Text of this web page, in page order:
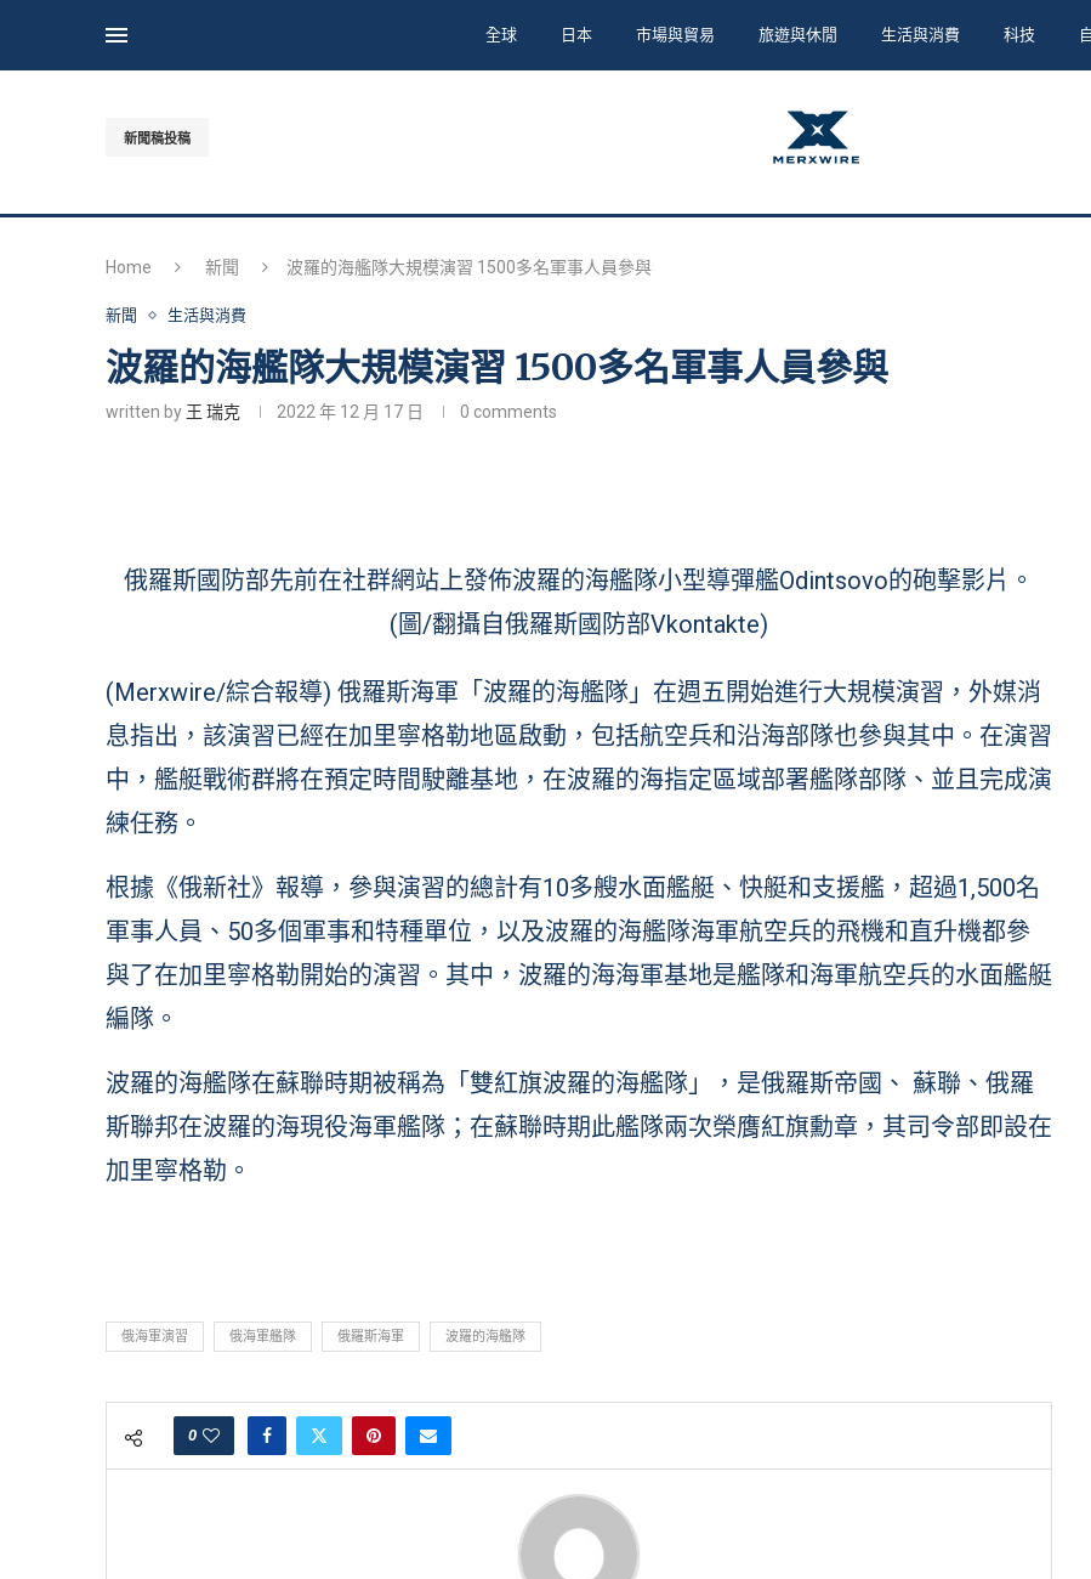
全球 日本 市場與貿易 旅遊與休閒 生活與消費 科技
新聞稿投稿
Home 新聞 波羅的海艦隊大規模演習 1500多名軍事人員參與
新聞 生活與消費
波羅的海艦隊大規模演習 1500多名軍事人員參與
written by 王 瑞克 2022 年 12 月 17 日 0 comments
俄羅斯國防部先前在社群網站上發佈波羅的海艦隊小型導彈艦Odintsovo的砲擊影片。
(圖/翻攝自俄羅斯國防部Vkontakte)
(Merxwire/綜合報導) 俄羅斯海軍「波羅的海艦隊」在週五開始進行大規模演習，外媒消
息指出，該演習已經在加里寧格勒地區啟動，包括航空兵和沿海部隊也參與其中。在演習
中，艦艇戰術群將在預定時間駛離基地，在波羅的海指定區域部署艦隊部隊、並且完成演
練任務。
根據《俄新社》報導，參與演習的總計有10多艘水面艦艇、快艇和支援艦，超過1,500名
軍事人員、50多個軍事和特種單位，以及波羅的海艦隊海軍航空兵的飛機和直升機都參
與了在加里寧格勒開始的演習。其中，波羅的海海軍基地是艦隊和海軍航空兵的水面艦艇
編隊。
波羅的海艦隊在蘇聯時期被稱為「雙紅旗波羅的海艦隊」，是俄羅斯帝國、 蘇聯、俄羅
斯聯邦在波羅的海現役海軍艦隊；在蘇聯時期此艦隊兩次榮膺紅旗勳章，其司令部即設在
加里寧格勒。
俄海軍演習 俄海軍艦隊 俄羅斯海軍 波羅的海艦隊
0